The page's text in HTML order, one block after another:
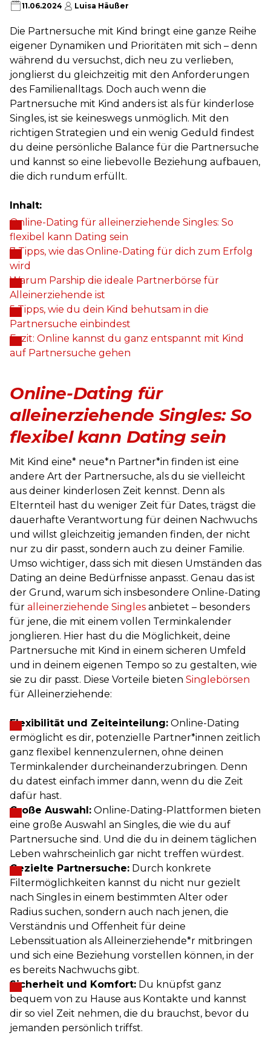
11.06.2024 Luisa Häußer
Die Partnersuche mit Kind bringt eine ganze Reihe
eigener Dynamiken und Prioritäten mit sich – denn
während du versuchst, dich neu zu verlieben,
jonglierst du gleichzeitig mit den Anforderungen
des Familienalltags. Doch auch wenn die
Partnersuche mit Kind anders ist als für kinderlose
Singles, ist sie keineswegs unmöglich. Mit den
richtigen Strategien und ein wenig Geduld findest
du deine persönliche Balance für die Partnersuche
und kannst so eine liebevolle Beziehung aufbauen,
die dich rundum erfüllt.
Inhalt:
Online-Dating für alleinerziehende Singles: So
flexibel kann Dating sein
7 Tipps, wie das Online-Dating für dich zum Erfolg
wird
Warum Parship die ideale Partnerbörse für
Alleinerziehende ist
5 Tipps, wie du dein Kind behutsam in die
Partnersuche einbindest
Fazit: Online kannst du ganz entspannt mit Kind
auf Partnersuche gehen
Online-Dating für
alleinerziehende Singles: So
flexibel kann Dating sein
Mit Kind eine* neue*n Partner*in finden ist eine
andere Art der Partnersuche, als du sie vielleicht
aus deiner kinderlosen Zeit kennst. Denn als
Elternteil hast du weniger Zeit für Dates, trägst die
dauerhafte Verantwortung für deinen Nachwuchs
und willst gleichzeitig jemanden finden, der nicht
nur zu dir passt, sondern auch zu deiner Familie.
Umso wichtiger, dass sich mit diesen Umständen das
Dating an deine Bedürfnisse anpasst. Genau das ist
der Grund, warum sich insbesondere Online-Dating
für alleinerziehende Singles anbietet – besonders
für jene, die mit einem vollen Terminkalender
jonglieren. Hier hast du die Möglichkeit, deine
Partnersuche mit Kind in einem sicheren Umfeld
und in deinem eigenen Tempo so zu gestalten, wie
sie zu dir passt. Diese Vorteile bieten Singlebörsen
für Alleinerziehende:
Flexibilität und Zeiteinteilung: Online-Dating
ermöglicht es dir, potenzielle Partner*innen zeitlich
ganz flexibel kennenzulernen, ohne deinen
Terminkalender durcheinanderzubringen. Denn
du datest einfach immer dann, wenn du die Zeit
dafür hast.
Große Auswahl: Online-Dating-Plattformen bieten
eine große Auswahl an Singles, die wie du auf
Partnersuche sind. Und die du in deinem täglichen
Leben wahrscheinlich gar nicht treffen würdest.
Gezielte Partnersuche: Durch konkrete
Filtermöglichkeiten kannst du nicht nur gezielt
nach Singles in einem bestimmten Alter oder
Radius suchen, sondern auch nach jenen, die
Verständnis und Offenheit für deine
Lebenssituation als Alleinerziehende*r mitbringen
und sich eine Beziehung vorstellen können, in der
es bereits Nachwuchs gibt.
Sicherheit und Komfort: Du knüpfst ganz
bequem von zu Hause aus Kontakte und kannst
dir so viel Zeit nehmen, die du brauchst, bevor du
jemanden persönlich triffst.